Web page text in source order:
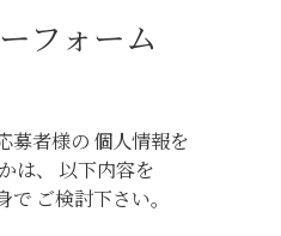
フォーム
募者様の 個人情報を
は、
以下内容を
で ご検討下さい。